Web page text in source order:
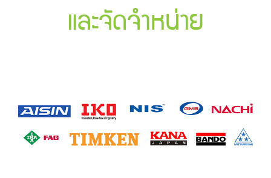
และจัดจำหน่าย